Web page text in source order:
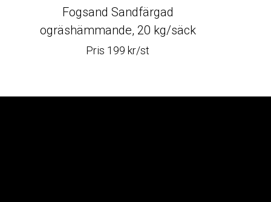
Fogsand Sandfärgad
ogräshämmande, 20 kg/säck
Pris 199 kr/st